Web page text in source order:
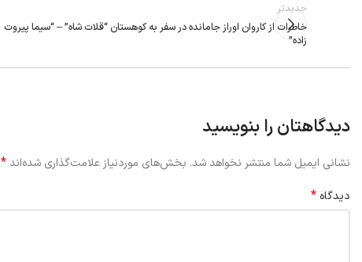
جدیدتر
خاطرات از کاروان اوراز جامانده در سفر به کوهستان “قلات شاه” – “سیما پیروت
زاده”
دیدگاهتان را بنویسید
نشانی ایمیل شما منتشر نخواهد شد. بخش‌های موردنیاز علامت‌گذاری شده‌اند*
دیدگاه *